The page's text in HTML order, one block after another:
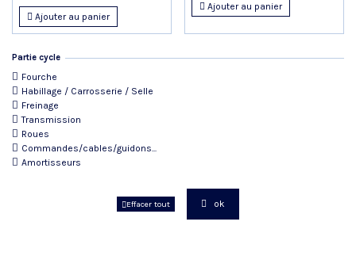
Ajouter au panier
Ajouter au panier
Partie cycle
Fourche
Habillage / Carrosserie / Selle
Freinage
Transmission
Roues
Commandes/cables/guidons...
Amortisseurs
Effacer tout ok